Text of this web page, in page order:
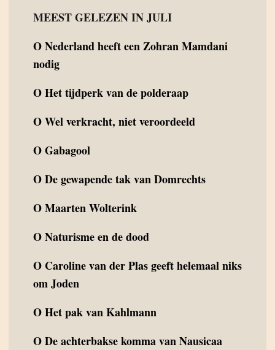
MEEST GELEZEN IN JULI
ONederland heeft een Zohran Mamdani
nodig
OHet tijdperk van de polderaap
OWel verkracht, niet veroordeeld
OGabagool
ODe gewapende tak van Domrechts
OMaarten Wolterink
ONaturisme en de dood
O Caroline van der Plas geeft helemaal niks
om Joden
OHet pak van Kahlmann
ODe achterbakse komma van Nausicaa